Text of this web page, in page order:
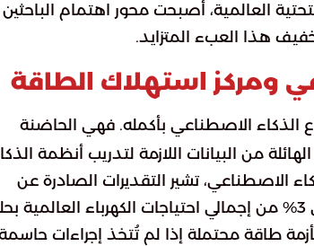
العالمية، أصبحت محور اهتمام الباحثين
هذا العبء المتزايد.
ومركز استهلاك الطاقة
الذكاء الاصطناعي بأكمله. فهي الحاضنة
من البيانات اللازمة لتدريب أنظمة
الاصطناعي، تشير التقديرات الصادرة عن
الوكالة الدولية للطاقة إلى أن هذه المراكز قد تستحوذ على حوالي 3% من إجمالي احتياجات الكهرباء